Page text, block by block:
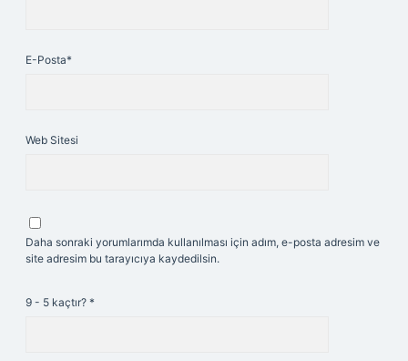
E-Posta*
Web Sitesi
Daha sonraki yorumlarımda kullanılması için adım, e-posta adresim ve
site adresim bu tarayıcıya kaydedilsin.
9 - 5 kaçtır? *